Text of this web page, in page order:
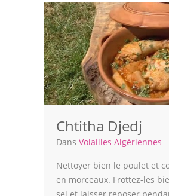
Chtitha Djedj
Dans Volailles Algériennes
Nettoyer bien le poulet et
en morceaux. Frottez-les